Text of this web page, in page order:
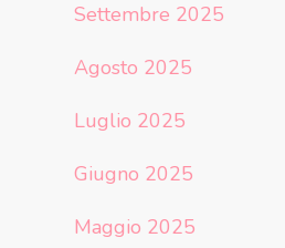
Settembre 2025
Agosto 2025
Luglio 2025
Giugno 2025
Maggio 2025